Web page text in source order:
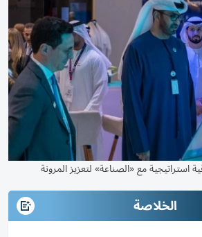
استراتيجية مع «الصناعة» لتعزيز المرونة
الخلاصة